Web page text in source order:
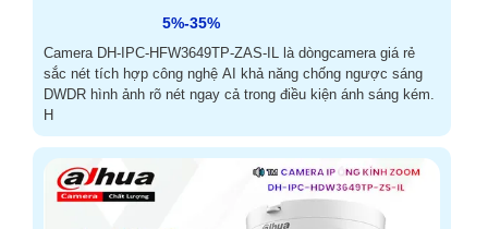
5%-35%
Camera DH-IPC-HFW3649TP-ZAS-IL là dòngcamera giá rẻ
sắc nét tích hợp công nghệ AI khả năng chống ngược sáng
DWDR hình ảnh rõ nét ngay cả trong điều kiện ánh sáng kém.
H